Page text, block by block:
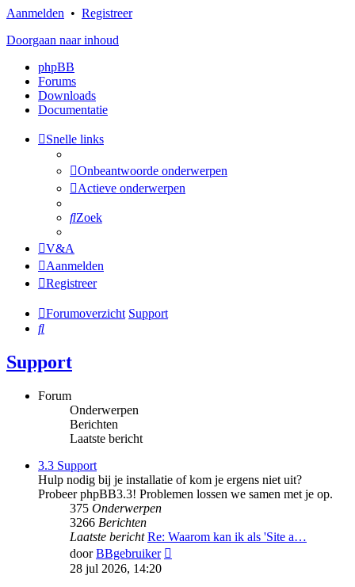
Aanmelden • Registreer
Doorgaan naar inhoud
phpBB
Forums
Downloads
Documentatie
Snelle links
Onbeantwoorde onderwerpen
Actieve onderwerpen
Zoek
V&A
Aanmelden
Registreer
Forumoverzicht Support
Zoek
Support
Forum
Onderwerpen
Berichten
Laatste bericht
3.3 Support
Hulp nodig bij je installatie of kom je ergens niet uit?
Probeer phpBB3.3! Problemen lossen we samen met je op.
375 Onderwerpen
3266 Berichten
Laatste bericht Re: Waarom kan ik als 'Site a…
doorBBgebruiker
28 jul 2026, 14:20